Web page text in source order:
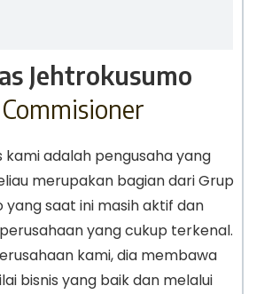
Jehtrokusumo
Commisioner
kami adalah pengusaha yang
merupakan bagian dari Grup
yang saat ini masih aktif dan
yang cukup terkenal.
kami, dia membawa
bisnis yang baik dan melalui